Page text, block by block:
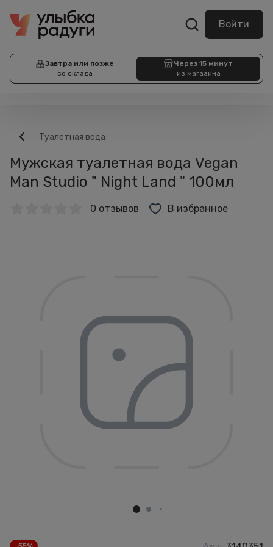
Войти
Завтра или позже
со склада
Через 15 минут
из магазина
Туалетная вода
Мужская туалетная вода Vegan
Man Studio " Night Land " 100мл
0 отзывов В избранное